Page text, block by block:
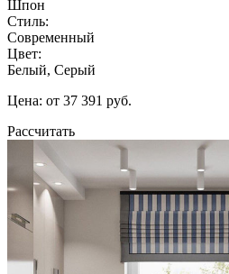
Шпон
Стиль:
Современный
Цвет:
Белый, Серый
Цена: от 37 391 руб.
Рассчитать